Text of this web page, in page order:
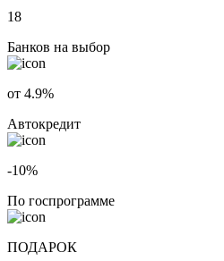
18
Банков на выбор
от 4.9%
Автокредит
-10%
По госпрограмме
ПОДАРОК